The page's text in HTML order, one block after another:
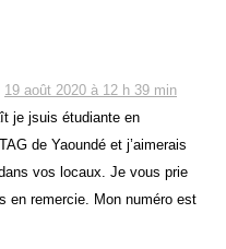
19 août 2020 à 12 h 39 min
je jsuis étudiante en
de Yaoundé et j’aimerais
vos locaux. Je vous prie
en remercie. Mon numéro est